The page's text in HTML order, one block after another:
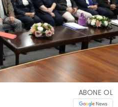
ABONE OL